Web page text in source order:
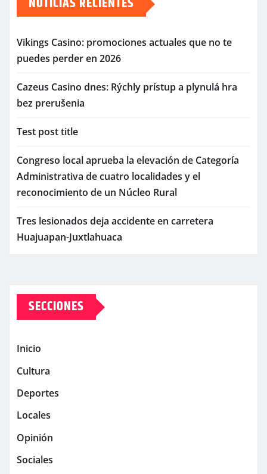
Vikings Casino: promociones actuales que no te
puedes perder en 2026
Cazeus Casino dnes: Rýchly prístup a plynulá hra
bez prerušenia
Test post title
Congreso local aprueba la elevación de Categoría
Administrativa de cuatro localidades y el
reconocimiento de un Núcleo Rural
Tres lesionados deja accidente en carretera
Huajuapan-Juxtlahuaca
SECCIONES
Inicio
Cultura
Deportes
Locales
Opinión
Sociales